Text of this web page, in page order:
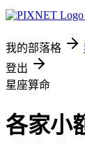
我的部落格
登出
星座算命
各家小